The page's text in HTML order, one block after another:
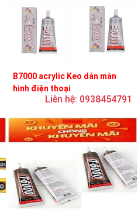
B7000 acrylic Keo dán màn
hình điện thoại
Liên hệ: 0938454791